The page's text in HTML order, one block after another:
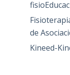
de
Kineed-